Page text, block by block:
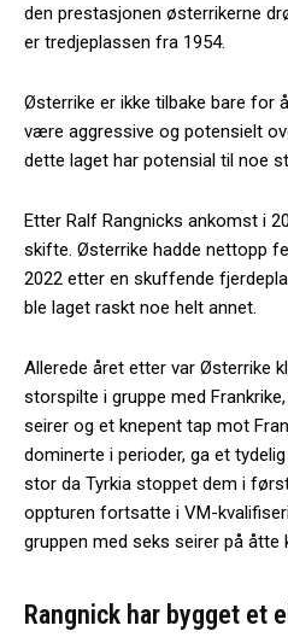
den prestasjonen østerrikerne
er tredjeplassen fra 1954.
Østerrike er ikke tilbake bare for
være aggressive og potensielt
dette laget har potensial til noe
Etter Ralf Rangnicks ankomst i
skifte. Østerrike hadde nettopp
2022 etter en skuffende
ble laget raskt noe helt annet.
Allerede året etter var Østerrike
storspilte i gruppe med
seirer og et knepent tap mot
dominerte i perioder, ga et
stor da Tyrkia stoppet dem i
oppturen fortsatte i VM-
gruppen med seks seirer på åtte
Rangnick har bygget et